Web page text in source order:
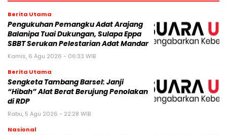
Berita Utama
Pengukuhan Pemangku Adat Arajang
Balanipa Tuai Dukungan, Sulapa Eppa
SBBT Serukan Pelestarian Adat Mandar
Kamis, 6 Agu 2026 - 06:33 WIB
Berita Utama
Sengketa Tambang Barsel: Janji
“Hibah” Alat Berat Berujung Penolakan
di RDP
Rabu, 5 Agu 2026 - 22:28 WIB
Nasional